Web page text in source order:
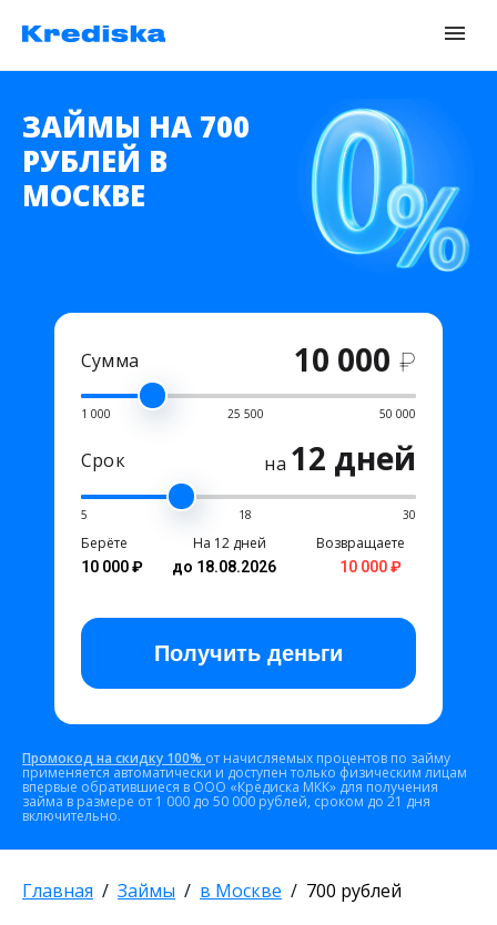
ЗАЙМЫ НА 700
РУБЛЕЙ В
МОСКВЕ
Сумма 10 000 ₽
1 000 25 500 50 000
Срок на 12 дней
5 18 30
Берёте
10 000 ₽
На 12 дней
до 18.08.2026
Возвращаете
10 000 ₽
Получить деньги
Промокод на скидку 100% от начисляемых процентов по займу
применяется автоматически и доступен только физическим лицам
впервые обратившиеся в ООО «Кредиска МКК» для получения
займа в размере от 1 000 до 50 000 рублей, сроком до 21 дня
включительно.
Главная Займы в Москве 700 рублей